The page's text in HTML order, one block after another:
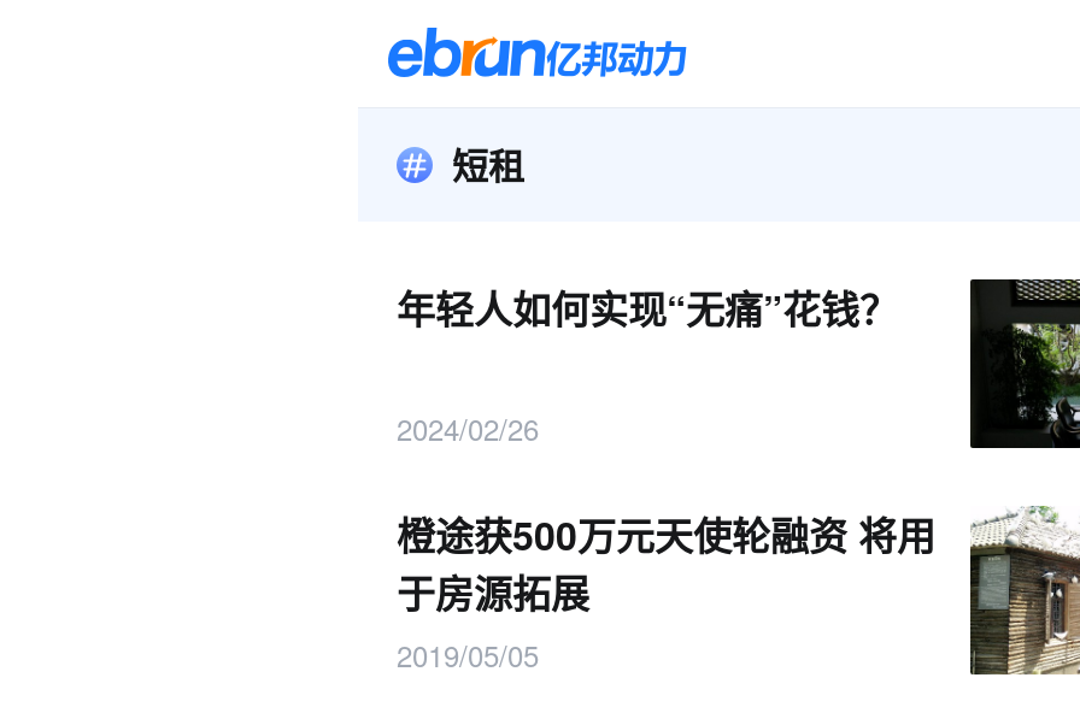
短租
年轻人如何实现“无痛”花钱？
2024/02/26
橙途获500万元天使轮融资 将用
于房源拓展
2019/05/05